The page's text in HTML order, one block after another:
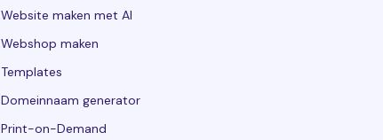
Website maken met AI
Webshop maken
Templates
Domeinnaam generator
Print-on-Demand